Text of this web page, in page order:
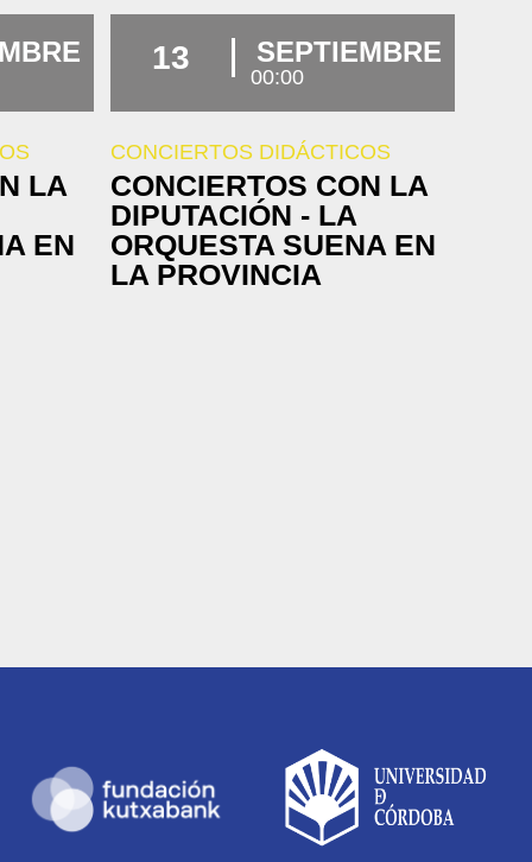
LA
EN
13 SEPTIEMBRE
00:00
CONCIERTOS DIDÁCTICOS
CONCIERTOS CON LA
DIPUTACIÓN - LA
ORQUESTA SUENA EN
LA PROVINCIA